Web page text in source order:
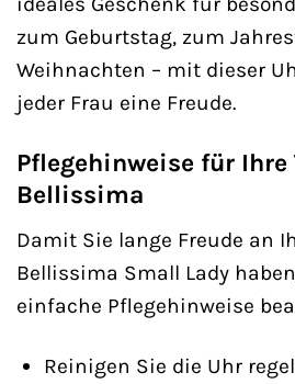
zum Geburtstag, zum
Weihnachten – mit dieser
jeder Frau eine Freude.
Pflegehinweise für
Bellissima
Damit Sie lange Freude an
Bellissima Small Lady
einfache Pflegehinweise
Reinigen Sie die Uhr